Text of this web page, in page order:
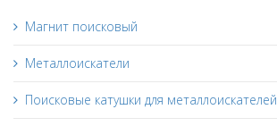
Магнит поисковый
Металлоискатели
Поисковые катушки для металлоискателей